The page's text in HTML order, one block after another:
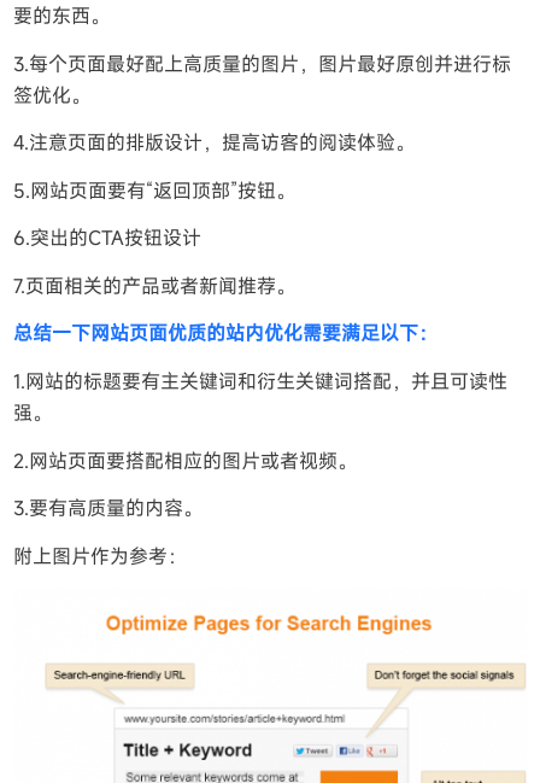
要的东西。
3.每个页面最好配上高质量的图片，图片最好原创并进行标
签优化。
4.注意页面的排版设计，提高访客的阅读体验。
5.网站页面要有“返回顶部”按钮。
6.突出的CTA按钮设计
7.页面相关的产品或者新闻推荐。
总结一下网站页面优质的站内优化需要满足以下：
1.网站的标题要有主关键词和衍生关键词搭配，并且可读性
强。
2.网站页面要搭配相应的图片或者视频。
3.要有高质量的内容。
附上图片作为参考：